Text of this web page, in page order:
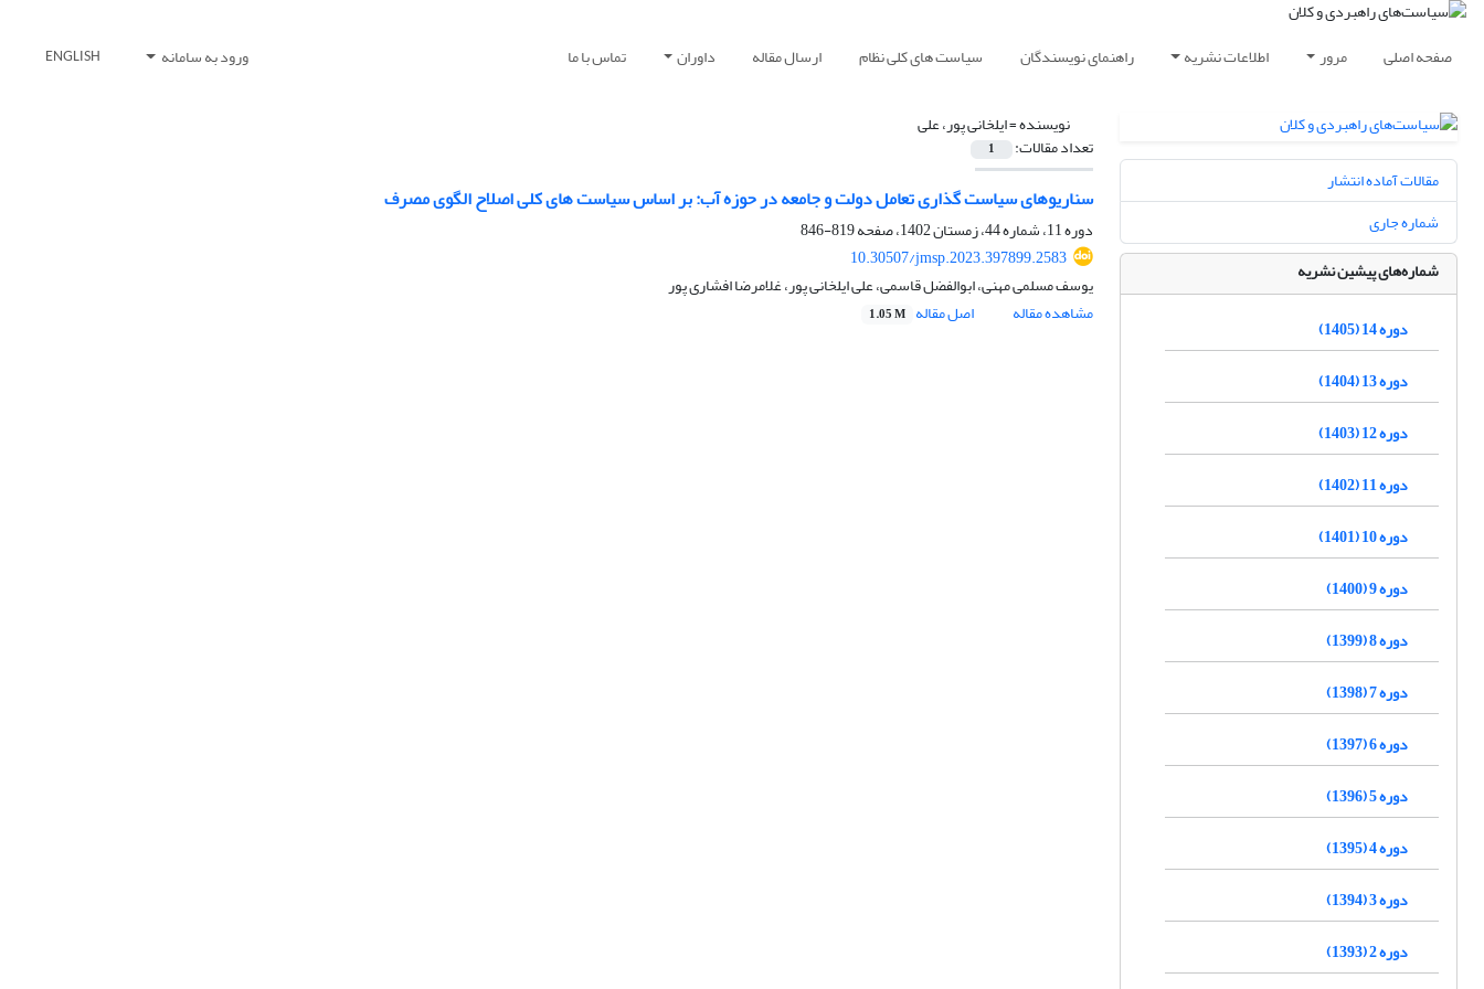
صفحه اصلی مرور اطلاعات نشریه راهنمای نویسندگان سیاست های کلی نظام ارسال مقاله داوران تماس با ما ورود به سامانه ENGLISH
نویسنده =ایلخانی پور، علی
تعداد مقالات: 1
سناریوهای سیاست گذاری تعامل دولت و جامعه در حوزه آب: بر اساس سیاست های کلی اصلاح الگوی مصرف
دوره 11، شماره 44، زمستان 1402، صفحه
819-846
10.30507/jmsp.2023.397899.2583
یوسف مسلمی مهنی، ابوالفضل قاسمی، علی ایلخانی پور، غلامرضا افشاری پور
مشاهده مقاله
اصل مقاله 1.05 M
مقالات آماده انتشار
شماره جاری
شماره‌های پیشین نشریه
دوره 14 (1405)
دوره 13 (1404)
دوره 12 (1403)
دوره 11 (1402)
دوره 10 (1401)
دوره 9 (1400)
دوره 8 (1399)
دوره 7 (1398)
دوره 6 (1397)
دوره 5 (1396)
دوره 4 (1395)
دوره 3 (1394)
دوره 2 (1393)